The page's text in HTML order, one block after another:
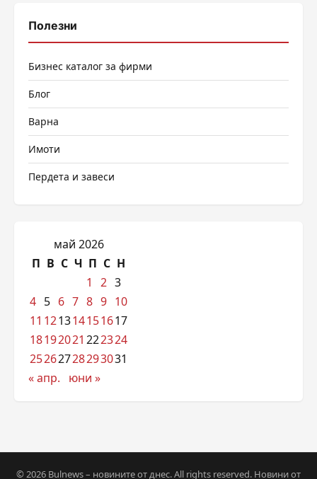
Полезни
Бизнес каталог за фирми
Блог
Варна
Имоти
Пердета и завеси
май 2026
П В С Ч П С Н
1
2 3
4 5 6 7 8 9 10
11 121314151617
18192021 222324
25262728293031
« апр.
юни »
© 2026 Bulnews – новините от днес. All rights reserved. Новини от